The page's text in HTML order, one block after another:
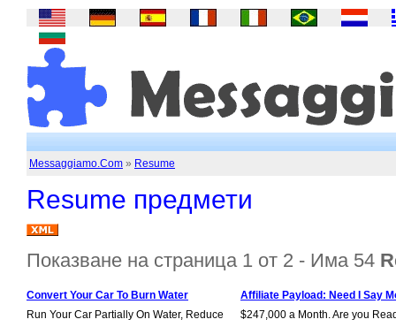
Messaggiamo.Com » Resume
Resume предмети
Показване на страница 1 от 2 - Има 54
Convert Your Car To Burn Water
Run Your Car Partially On Water, Reduce
Affiliate Payload: Need I Say
$247,000 a Month. Are you